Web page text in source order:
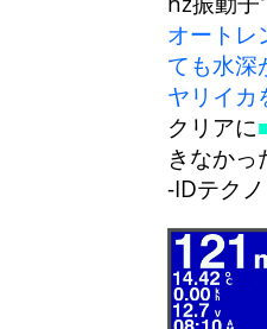
オート
ても水深
ヤリイカ
クリアに
きなか
-IDテク